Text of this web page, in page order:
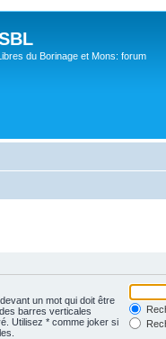
du Borinage et Mons: forum
devant un mot qui doit être
barres verticales
Utilisez * comme joker si